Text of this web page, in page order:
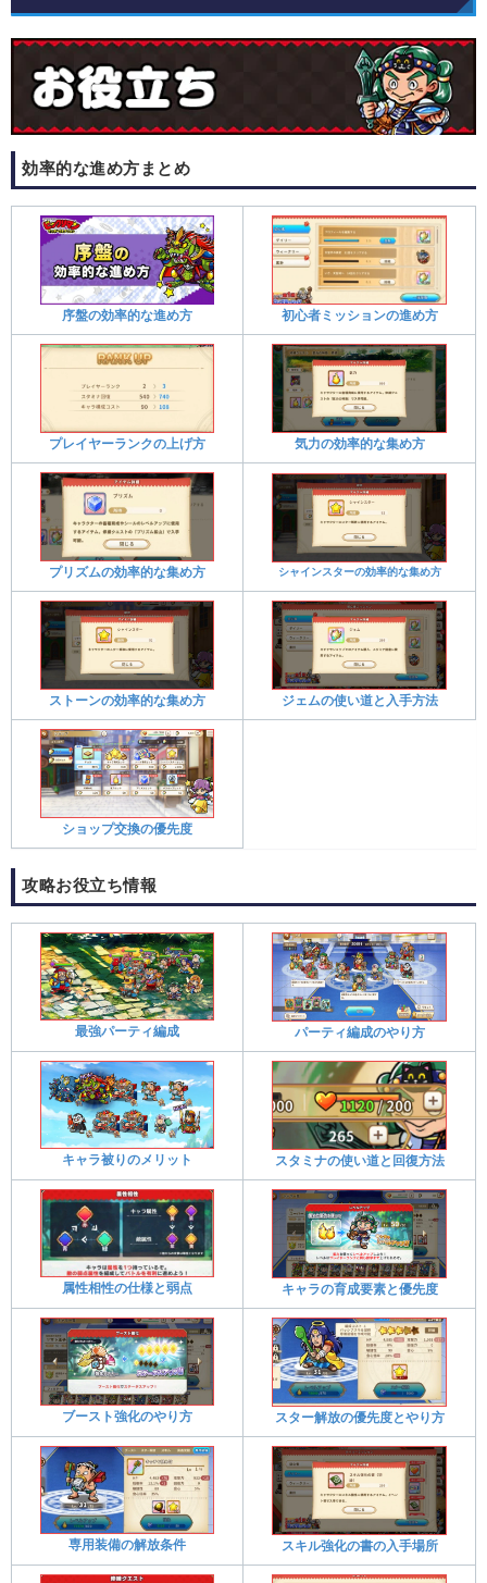
効率的な進め方まとめ​
序盤の効率的な進め方 初心者ミッションの進め方
プレイヤーランクの上げ方 気力の効率的な集め方
プリズムの効率的な集め方 シャインスターの効率的な集め方
ストーンの効率的な集め方 ジェムの使い道と入手方法
ショップ交換の優先度
攻略お役立ち情報
最強パーティ編成 パーティ編成のやり方
キャラ被りのメリット スタミナの使い道と回復方法
属性相性の仕様と弱点 キャラの育成要素と優先度
ブースト強化のやり方 スター解放の優先度とやり方
専用装備の解放条件 スキル強化の書の入手場所